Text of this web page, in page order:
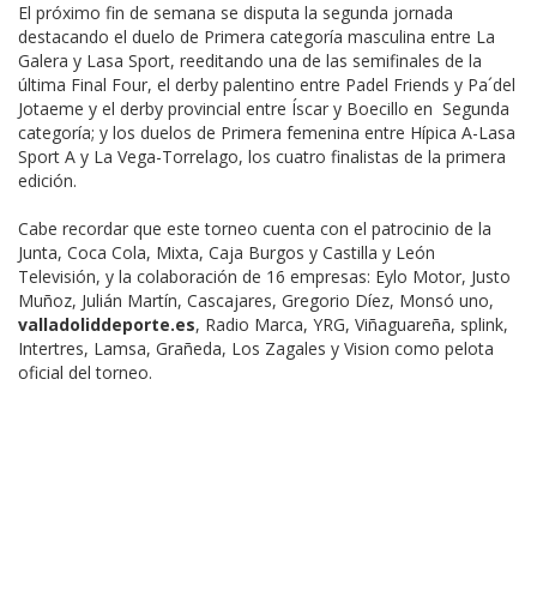
El próximo fin de semana se disputa la segunda jornada
destacando el duelo de Primera categoría masculina entre La
Galera y Lasa Sport, reeditando una de las semifinales de la
última Final Four, el derby palentino entre Padel Friends y Pa´del
Jotaeme y el derby provincial entre Íscar y Boecillo en Segunda
categoría; y los duelos de Primera femenina entre Hípica A-Lasa
Sport A y La Vega-Torrelago, los cuatro finalistas de la primera
edición.
Cabe recordar que este torneo cuenta con el patrocinio de la
Junta, Coca Cola, Mixta, Caja Burgos y Castilla y León
Televisión, y la colaboración de 16 empresas: Eylo Motor, Justo
Muñoz, Julián Martín, Cascajares, Gregorio Díez, Monsó uno,
valladoliddeporte.es, Radio Marca, YRG, Viñaguareña, splink,
Intertres, Lamsa, Grañeda, Los Zagales y Vision como pelota
oficial del torneo.